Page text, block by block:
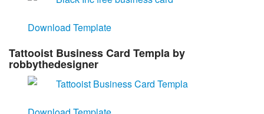
Download Template
Tattooist Business Card Templa by
robbythedesigner